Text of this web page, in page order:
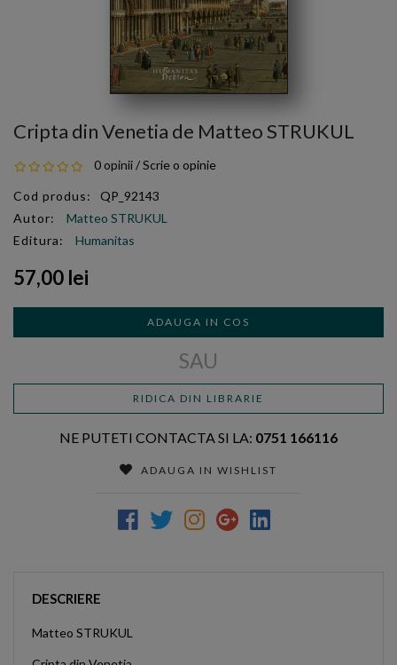
Cripta din Venetia de Matteo STRUKUL
0 opinii/Scrie o opinie
Cod produs:
QP_92143
Autor:
Matteo STRUKUL
Editura:
Humanitas
57,00 lei
ADAUGA IN COS
SAU
RIDICA DIN LIBRARIE
NE PUTETI CONTACTA SI LA: 0751 166116
ADAUGA IN WISHLIST
DESCRIERE
Matteo STRUKUL